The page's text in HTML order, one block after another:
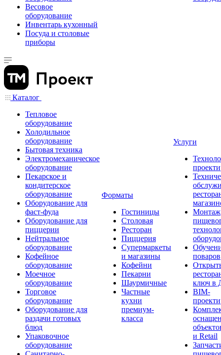
Весовое
оборудование
Инвентарь кухонный
Посуда и столовые
приборы
Каталог
Тепловое
оборудование
Холодильное
оборудование
Бытовая техника
Электромеханическое
оборудование
Пекарское и
кондитерское
оборудование
Оборудование для
фаст-фуда
Оборудование для
пиццерии
Нейтральное
оборудование
Кофейное
оборудование
Моечное
оборудование
Торговое
оборудование
Оборудование для
раздачи готовых
блюд
Упаковочное
оборудование
Форматы
Гостиницы
Столовая
Ресторан
Пиццерия
Супермаркеты
и магазины
Кофейни
Пекарни
Шаурмичные
Частные
кухни
премиум-
класса
Услуги
Монтаж
поваров
ключ в
BIM-
и Retail